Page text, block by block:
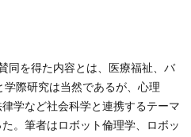
同を得た内容とは、医療福祉、バ
際研究は当然であるが、心理
学など社会科学と連携するテーマ
。筆者はロボット倫理学、ロボッ